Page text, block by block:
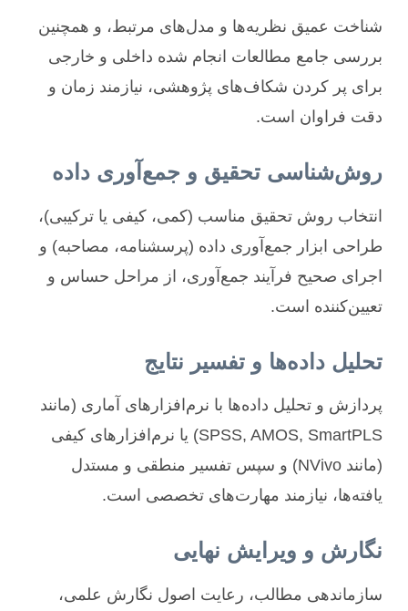
شناخت عمیق نظریه‌ها و مدل‌های مرتبط، و همچنین
بررسی جامع مطالعات انجام شده داخلی و خارجی
برای پر کردن شکاف‌های پژوهشی، نیازمند زمان و
دقت فراوان است.
روش‌شناسی تحقیق و جمع‌آوری داده
انتخاب روش تحقیق مناسب (کمی، کیفی یا ترکیبی)،
طراحی ابزار جمع‌آوری داده (پرسشنامه، مصاحبه) و
اجرای صحیح فرآیند جمع‌آوری، از مراحل حساس و
تعیین‌کننده است.
تحلیل داده‌ها و تفسیر نتایج
پردازش و تحلیل داده‌ها با نرم‌افزارهای آماری (مانند
SPSS, AMOS, SmartPLS) یا نرم‌افزارهای کیفی
(مانند NVivo) و سپس تفسیر منطقی و مستدل
یافته‌ها، نیازمند مهارت‌های تخصصی است.
نگارش و ویرایش نهایی
سازماندهی مطالب، رعایت اصول نگارش علمی،